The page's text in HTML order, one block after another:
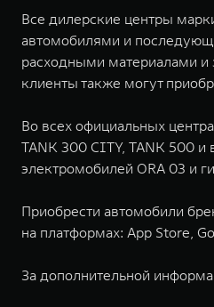
Все дилерские центры
автомобилями и
расходными материалами и
клиенты также могут
Во всех официальных
TANK 300 CITY, TANK 500
электромобилей ORA 03 и
Приобрести автомобили
на платформах: App Store,
За дополнительной